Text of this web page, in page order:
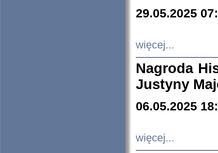
29.05.2025
więcej...
Nagroda
Justyny
06.05.2025
więcej...